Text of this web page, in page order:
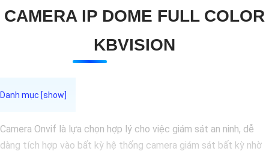
CAMERA IP DOME FULL COLOR
KBVISION
Camera Onvif là lựa chọn hợp lý cho việc giám sát an ninh, dễ
dàng tích hợp vào bất kỳ hệ thống camera giám sát bất kỳ nhờ